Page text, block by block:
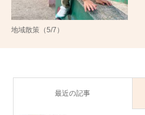
地域散策（5/7）
最近の記事